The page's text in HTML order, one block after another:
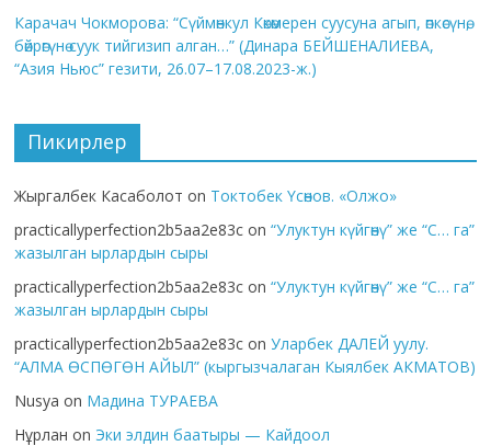
Карачач Чокморова: “Сүймөнкул Көкөмерен суусуна агып, өпкөсүнө,
бөйрөгүнө суук тийгизип алган…” (Динара БЕЙШЕНАЛИЕВА,
“Азия Ньюс” гезити, 26.07–17.08.2023-ж.)
Пикирлер
Жыргалбек Касаболот on Токтобек Үсөнов. «Олжо»
practicallyperfection2b5aa2e83c on“Улуктун күйгөнү” же “С… га”
жазылган ырлардын сыры
practicallyperfection2b5aa2e83c on“Улуктун күйгөнү” же “С… га”
жазылган ырлардын сыры
practicallyperfection2b5aa2e83c onУларбек ДАЛЕЙ уулу.
“АЛМА ӨСПӨГӨН АЙЫЛ” (кыргызчалаган Кыялбек АКМАТОВ)
Nusya on Мадина ТУРАЕВА
Нұрлан on Эки элдин баатыры — Кайдоол